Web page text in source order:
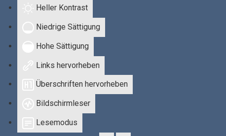
Heller Kontrast
Niedrige Sättigung
Hohe Sättigung
Links hervorheben
Überschriften hervorheben
Bildschirmleser
Lesemodus